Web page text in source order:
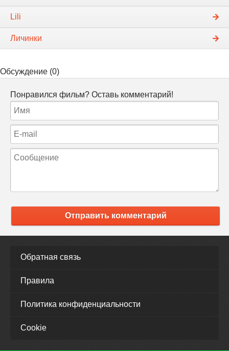
Lili
Личинки
Обсуждение (0)
Понравился фильм? Оставь комментарий!
Отправить комментарий
Обратная связь
Правила
Политика конфиденциальности
Cookie